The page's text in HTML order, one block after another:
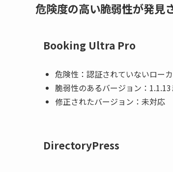
危険度の高い脆弱性が発見
Booking Ultra Pro
危険性：認証されていないロー
脆弱性のあるバージョン：1.1.13
修正されたバージョン： 未対応
DirectoryPress